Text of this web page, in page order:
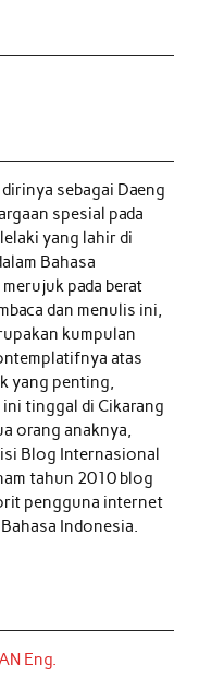
sebagai Daeng
spesial pada
yang lahir di
Bahasa
pada berat
dan menulis ini,
kumpulan
atas
yang penting,
tinggal di Cikarang
orang anaknya,
Blog Internasional
tahun 2010 blog
pengguna internet
Indonesia.
Eng.